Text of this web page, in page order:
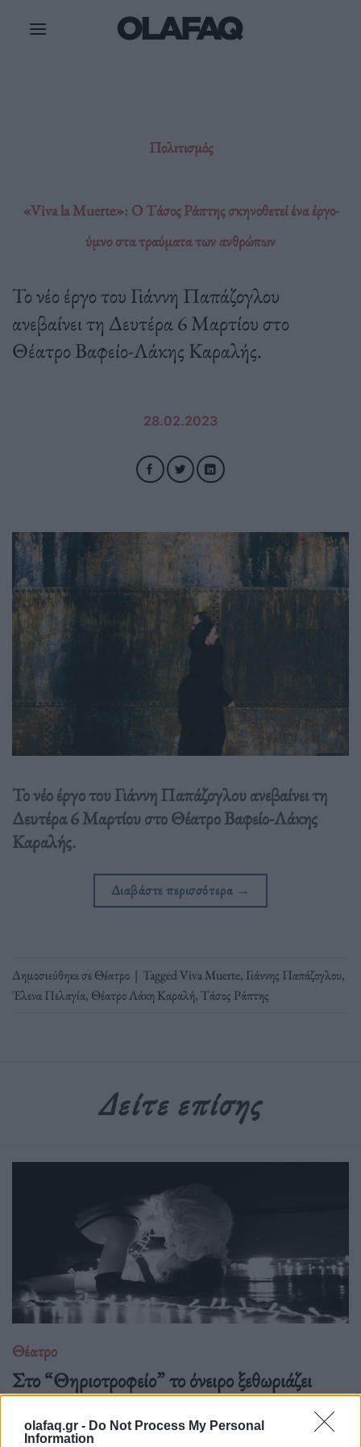
olafaq.gr - Do Not Process My Personal
Information
Πολιτισμός
«Viva la Muerte»: Ο Τάσος Ράπτης σκηνοθετεί ένα έργο-
ύμνο στα τραύματα των ανθρώπων
Το νέο έργο του Γιάννη Παπάζογλου
ανεβαίνει τη Δευτέρα 6 Μαρτίου στο
Θέατρο Βαφείο-Λάκης Καραλής.
28.02.2023
Το νέο έργο του Γιάννη Παπάζογλου ανεβαίνει τη
Δευτέρα 6 Μαρτίου στο Θέατρο Βαφείο-Λάκης
Καραλής.
Διαβάστε περισσότερα →
Δημοσιεύθηκε σεΘέατρο | TaggedViva Muerte, Γιάννης Παπάζογλου,
Έλενα Πελαγία, Θέατρο Λάκη Καραλή, Τάσος Ράπτης
Δείτε επίσης
Θέατρο
Στο “Θηριοτροφείο” το όνειρο ξεθωριάζει
αλλά οι ρόλοι αρνούνται να πεθάνουν
23.03.26